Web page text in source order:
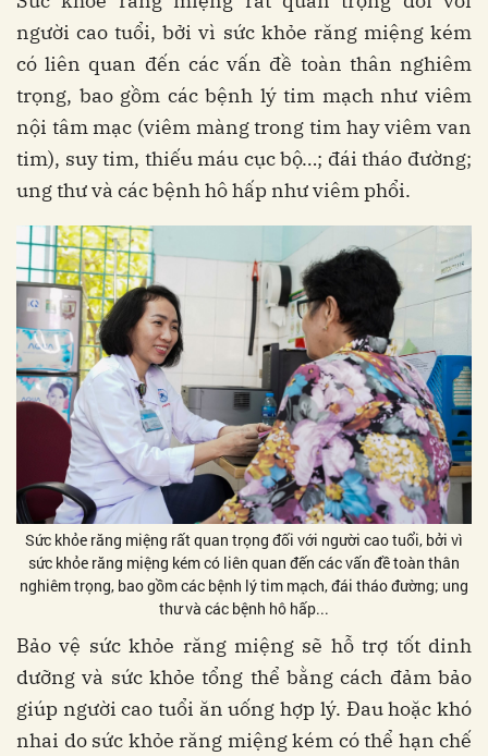
người cao tuổi, bởi vì sức khỏe răng miệng kém
có liên quan đến các vấn đề toàn thân nghiêm
trọng, bao gồm các bệnh lý tim mạch như viêm
nội tâm mạc (viêm màng trong tim hay viêm van
tim), suy tim, thiếu máu cục bộ…; đái tháo đường;
ung thư và các bệnh hô hấp như viêm phổi.
Sức khỏe răng miệng rất quan trọng đối với người cao tuổi, bởi vì
sức khỏe răng miệng kém có liên quan đến các vấn đề toàn thân
nghiêm trọng, bao gồm các bệnh lý tim mạch, đái tháo đường; ung
thư và các bệnh hô hấp...
Bảo vệ sức khỏe răng miệng sẽ hỗ trợ tốt dinh
dưỡng và sức khỏe tổng thể bằng cách đảm bảo
giúp người cao tuổi ăn uống hợp lý. Đau hoặc khó
nhai do sức khỏe răng miệng kém có thể hạn chế